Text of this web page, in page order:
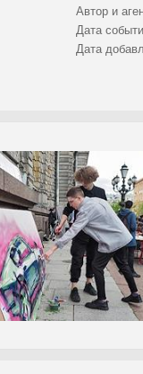
Автор и
Дата
Дата